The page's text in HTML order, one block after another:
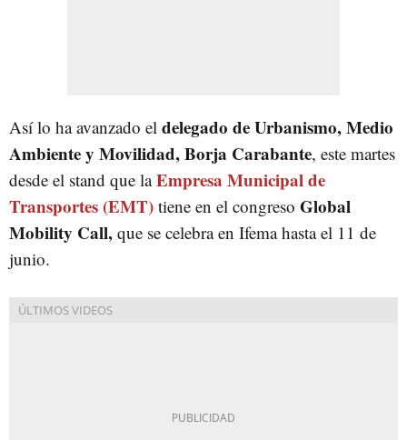
Así lo ha avanzado el delegado de Urbanismo, Medio
Ambiente y Movilidad, Borja Carabante, este martes
desde el stand que laEmpresa Municipal de
Transportes (EMT) tiene en el congreso Global
Mobility Call, que se celebra en Ifema hasta el 11 de
junio.